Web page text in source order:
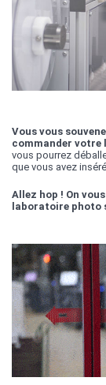
Vous vous
commander votre
vous pourrez
que vous avez
Allez hop ! On
laboratoire photo